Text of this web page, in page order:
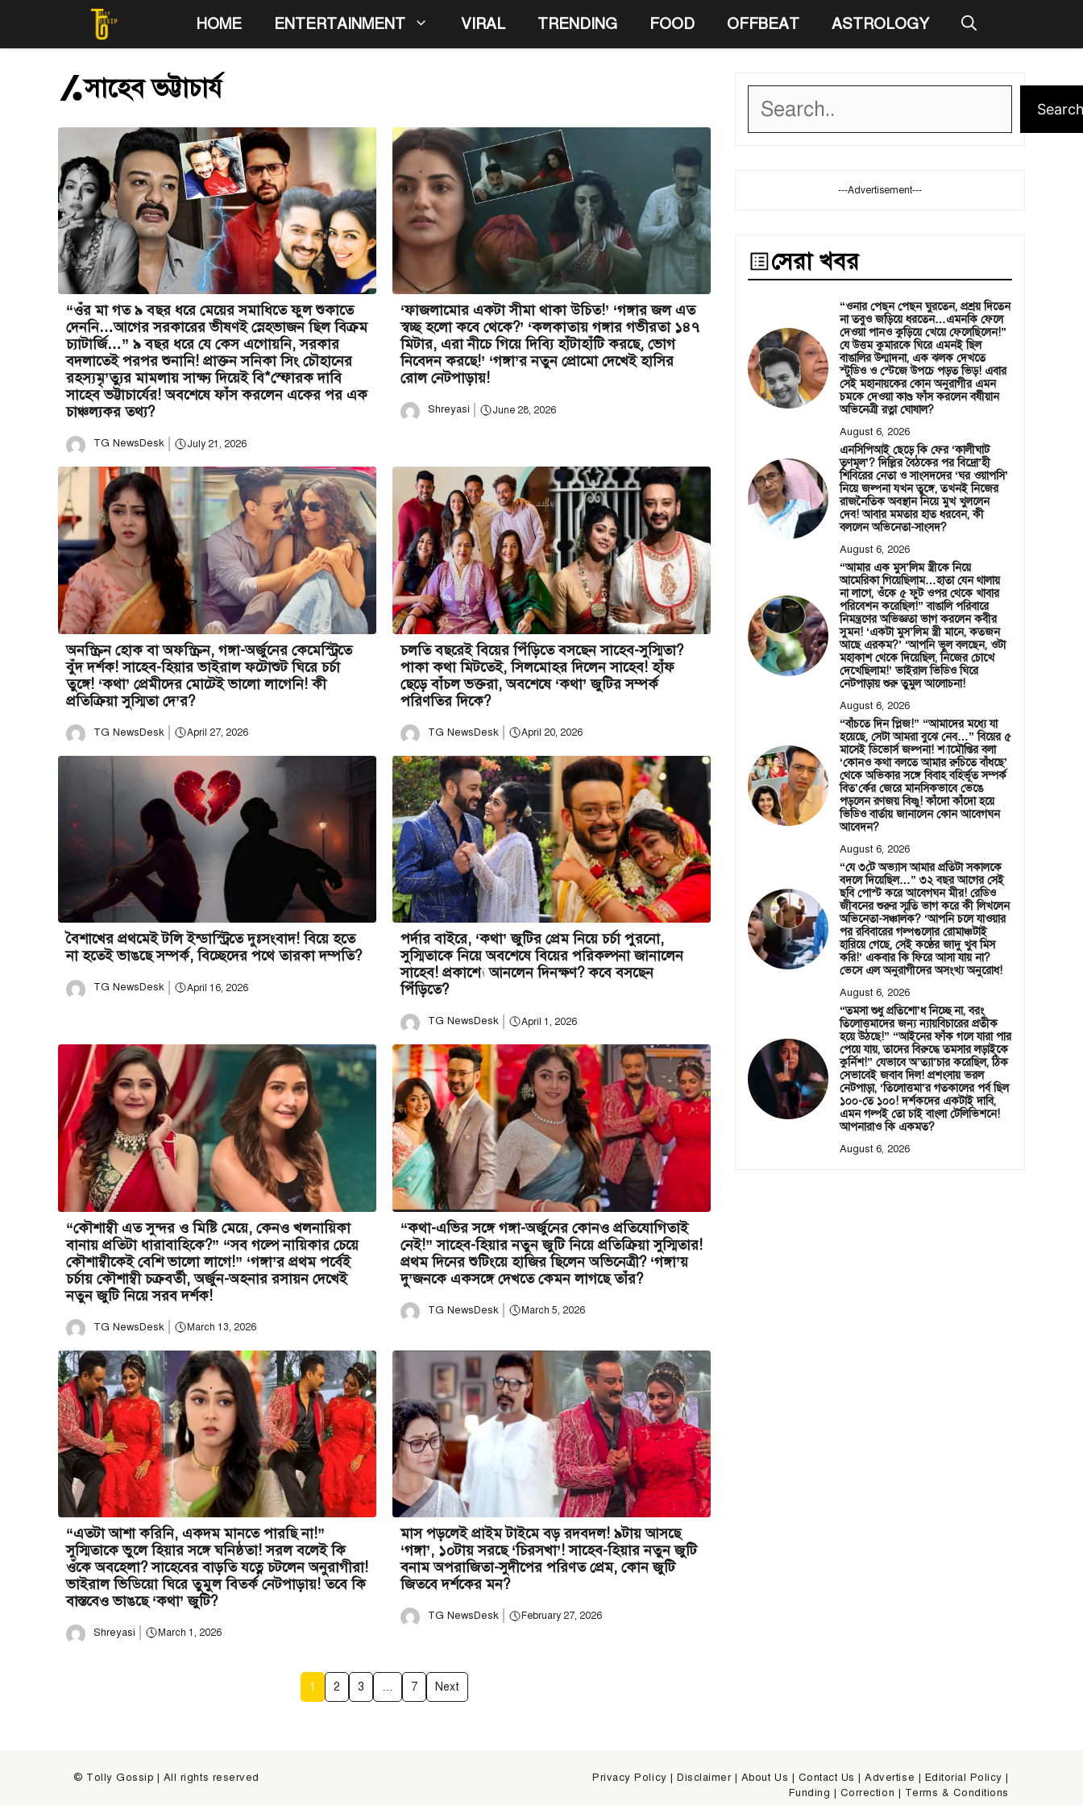
to
HOME ENTERTAINMENT VIRAL TRENDING FOOD OFFBEAT ASTROLOGY
সাহেব ভট্টাচার্য
“ওঁর মা গত ৯ বছর ধরে মেয়ের সমাধিতে ফুল শুকাতে
দেননি…আগের সরকারের ভীষণই স্নেহভাজন ছিল বিক্রম
চ্যাটার্জি…” ৯ বছর ধরে যে কেস এগোয়নি, সরকার
বদলাতেই পরপর শুনানি! প্রাক্তন সনিকা সিং চৌহানের
রহস্যমৃ’ত্যুর মামলায় সাক্ষ্য দিয়েই বি*স্ফোরক দাবি
সাহেব ভট্টাচার্যের! অবশেষে ফাঁস করলেন একের পর এক
চাঞ্চল্যকর তথ্য?
TG NewsDesk July 21, 2026
‘ফাজলামোর একটা সীমা থাকা উচিত!’ ‘গঙ্গার জল এত
স্বচ্ছ হলো কবে থেকে?’ ‘কলকাতায় গঙ্গার গভীরতা ১৪৭
মিটার, এরা নীচে গিয়ে দিব্যি হাঁটাহাঁটি করছে, ভোগ
নিবেদন করছে!’ ‘গঙ্গা’র নতুন প্রোমো দেখেই হাসির
রোল নেটপাড়ায়!
Shreyasi June 28, 2026
অনস্ক্রিন হোক বা অফস্ক্রিন, গঙ্গা-অর্জুনের কেমেস্ট্রিতে
বুঁদ দর্শক! সাহেব-হিয়ার ভাইরাল ফটোশুট ঘিরে চর্চা
তুঙ্গে! ‘কথা’ প্রেমীদের মোটেই ভালো লাগেনি! কী
প্রতিক্রিয়া সুস্মিতা দে’র?
TG NewsDesk April 27, 2026
চলতি বছরেই বিয়ের পিঁড়িতে বসছেন সাহেব-সুস্মিতা?
পাকা কথা মিটতেই, সিলমোহর দিলেন সাহেব! হাঁফ
ছেড়ে বাঁচল ভক্তরা, অবশেষে ‘কথা’ জুটির সম্পর্ক
পরিণতির দিকে?
TG NewsDesk April 20, 2026
বৈশাখের প্রথমেই টলি ইন্ডাস্ট্রিতে দুঃসংবাদ! বিয়ে হতে
না হতেই ভাঙছে সম্পর্ক, বিচ্ছেদের পথে তারকা দম্পতি?
TG NewsDesk April 16, 2026
পর্দার বাইরে, ‘কথা’ জুটির প্রেম নিয়ে চর্চা পুরনো,
সুস্মিতাকে নিয়ে অবশেষে বিয়ের পরিকল্পনা জানালেন
সাহেব! প্রকাশ্যে আনলেন দিনক্ষণ? কবে বসছেন
পিঁড়িতে?
TG NewsDesk April 1, 2026
“কৌশাম্বী এত সুন্দর ও মিষ্টি মেয়ে, কেনও খলনায়িকা
বানায় প্রতিটা ধারাবাহিকে?” “সব গল্পে নায়িকার চেয়ে
কৌশাম্বীকেই বেশি ভালো লাগে!” ‘গঙ্গা’র প্রথম পর্বেই
চর্চায় কৌশাম্বী চক্রবর্তী, অর্জুন-অহনার রসায়ন দেখেই
নতুন জুটি নিয়ে সরব দর্শক!
TG NewsDesk March 13, 2026
“কথা-এভির সঙ্গে গঙ্গা-অর্জুনের কোনও প্রতিযোগিতাই
নেই!” সাহেব-হিয়ার নতুন জুটি নিয়ে প্রতিক্রিয়া সুস্মিতার!
প্রথম দিনের শুটিংয়ে হাজির ছিলেন অভিনেত্রী? ‘গঙ্গা’য়
দু’জনকে একসঙ্গে দেখতে কেমন লাগছে তাঁর?
TG NewsDesk March 5, 2026
“এতটা আশা করিনি, একদম মানতে পারছি না!”
সুস্মিতাকে ভুলে হিয়ার সঙ্গে ঘনিষ্ঠতা! সরল বলেই কি
ওঁকে অবহেলা? সাহেবের বাড়তি যত্নে চটলেন অনুরাগীরা!
ভাইরাল ভিডিয়ো ঘিরে তুমুল বিতর্ক নেটপাড়ায়! তবে কি
বাস্তবেও ভাঙছে ‘কথা’ জুটি?
Shreyasi March 1, 2026
মাস পড়লেই প্রাইম টাইমে বড় রদবদল! ৯টায় আসছে
‘গঙ্গা’, ১০টায় সরছে ‘চিরসখা’! সাহেব-হিয়ার নতুন জুটি
বনাম অপরাজিতা-সুদীপের পরিণত প্রেম, কোন জুটি
জিতবে দর্শকের মন?
TG NewsDesk February 27, 2026
1 2 3 … 7 Next
Search
---Advertisement---
সেরা খবর
“ওনার পেছন পেছন ঘুরতেন, প্রশ্রয় দিতেন
না তবুও জড়িয়ে ধরতেন…এমনকি ফেলে
দেওয়া পানও কুড়িয়ে খেয়ে ফেলেছিলেন!”
যে উত্তম কুমারকে ঘিরে এমনই ছিল
বাঙালির উন্মাদনা, এক ঝলক দেখতে
স্টুডিও ও স্টেজে উপচে পড়ত ভিড়! এবার
সেই মহানায়কের কোন অনুরাগীর এমন
চমকে দেওয়া কাণ্ড ফাঁস করলেন বর্ষীয়ান
অভিনেত্রী রত্না ঘোষাল?
August 6, 2026
এনসিপিআই ছেড়ে কি ফের ‘কালীঘাট
তৃণমূল’? দিল্লির বৈঠকের পর বিদ্রো’হী
শিবিরের নেতা ও সাংসদদের ‘ঘর ওয়াপসি’
নিয়ে জল্পনা যখন তুঙ্গে, তখনই নিজের
রাজনৈতিক অবস্থান নিয়ে মুখ খুললেন
দেব! আবার মমতার হাত ধরবেন, কী
বললেন অভিনেতা-সাংসদ?
August 6, 2026
“আমার এক মুস’লিম স্ত্রীকে নিয়ে
আমেরিকা গিয়েছিলাম…হাতা যেন থালায়
না লাগে, ওঁকে ৫ ফুট ওপর থেকে খাবার
পরিবেশন করেছিল!” বাঙালি পরিবারে
নিমন্ত্রণের অভিজ্ঞতা ভাগ করলেন কবীর
সুমন! ‘একটা মুস’লিম স্ত্রী মানে, কতজন
আছে এরকম?’ ‘আপনি ভুল বলছেন, ওটা
মহাকাশ থেকে দিয়েছিল, নিজের চোখে
দেখেছিলাম!’ ভাইরাল ভিডিও ঘিরে
নেটপাড়ায় শুরু তুমুল আলোচনা!
August 6, 2026
“বাঁচতে দিন প্লিজ!” “আমাদের মধ্যে যা
হয়েছে, সেটা আমরা বুঝে নেব…” বিয়ের ৫
মাসেই ডিভোর্স জল্পনা! শ্যামৌপ্তির বলা
‘কোনও কথা বলতে আমার রুচিতে বাঁধছে’
থেকে অভিকার সঙ্গে বিবাহ বহির্ভূত সম্পর্ক
বিত’র্কের জেরে মানসিকভাবে ভেঙে
পড়লেন রণজয় বিষ্ণু! কাঁদো কাঁদো হয়ে
ভিডিও বার্তায় জানালেন কোন আবেগঘন
আবেদন?
August 6, 2026
“যে ৩টে অভ্যাস আমার প্রতিটা সকালকে
বদলে দিয়েছিল…” ৩২ বছর আগের সেই
ছবি পোস্ট করে আবেগঘন মীর! রেডিও
জীবনের শুরুর স্মৃতি ভাগ করে কী লিখলেন
অভিনেতা-সঞ্চালক? ‘আপনি চলে যাওয়ার
পর রবিবারের গল্পগুলোর রোমাঞ্চটাই
হারিয়ে গেছে, সেই কণ্ঠের জাদু খুব মিস
করি!’ একবার কি ফিরে আসা যায় না?
ভেসে এল অনুরাগীদের অসংখ্য অনুরোধ!
August 6, 2026
“তমসা শুধু প্রতিশো’ধ নিচ্ছে না, বরং
তিলোত্তমাদের জন্য ন্যায়বিচারের প্রতীক
হয়ে উঠছে!” “আইনের ফাঁক গলে যারা পার
পেয়ে যায়, তাদের বিরুদ্ধে তমসার লড়াইকে
কুর্নিশ!” যেভাবে অ’ত্যা’চার করেছিল, ঠিক
সেভাবেই জবাব দিল! প্রশংসায় ভরল
নেটপাড়া, ‘তিলোত্তমা’র গতকালের পর্ব ছিল
১০০-তে ১০০! দর্শকদের একটাই দাবি,
এমন গল্পই তো চাই বাংলা টেলিভিশনে!
আপনারাও কি একমত?
August 6, 2026
© Tolly Gossip | All rights reserved Privacy Policy |Disclaimer| About Us | Contact Us |Advertise | Editorial Policy |
Funding | Correction | Terms & Conditions